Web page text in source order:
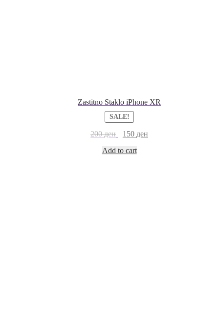
Zastitno Staklo iPhone XR
SALE!
200ден 150 ден
Add to cart